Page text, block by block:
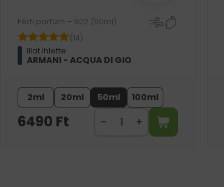
Férfi parfüm – 602 (50ml)
(14)
Illat ihlette:
ARMANI - ACQUA DI GIO
2ml 20ml 50ml 100ml
6490 Ft